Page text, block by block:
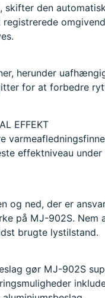
skifter den
herunder
for at forbedre
EFFEKT
effektniveau under
og ned, der er
på MJ-902S. Nem
brugte lystilstand.
gør MJ-902S